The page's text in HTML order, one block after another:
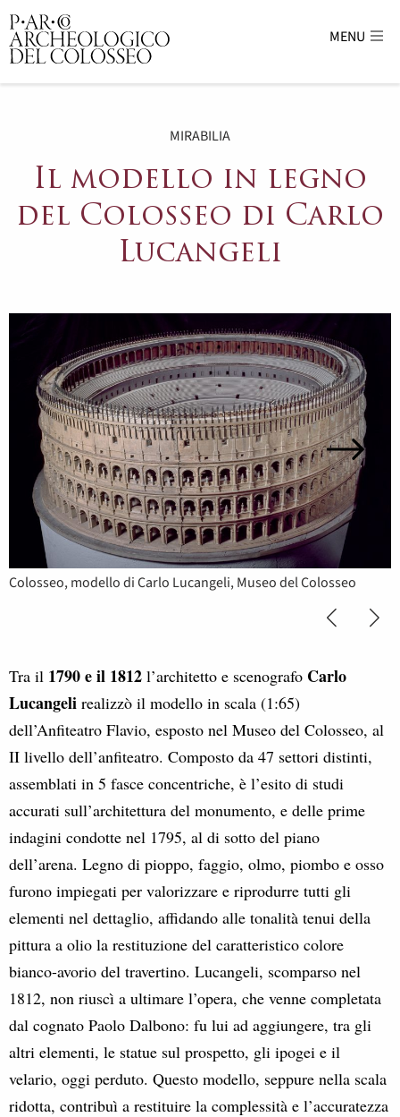
Parco Archeologico del Colosseo - sito
MENU
MIRABILIA
Il modello in legno
del Colosseo di Carlo
Lucangeli
Colosseo, modello di Carlo Lucangeli, Museo del Colosseo
Tra il 1790 e il 1812 l’architetto e scenografo Carlo
Lucangeli realizzò il modello in scala (1:65)
dell’Anfiteatro Flavio, esposto nel Museo del Colosseo, al
II livello dell’anfiteatro. Composto da 47 settori distinti,
assemblati in 5 fasce concentriche, è l’esito di studi
accurati sull’architettura del monumento, e delle prime
indagini condotte nel 1795, al di sotto del piano
dell’arena. Legno di pioppo, faggio, olmo, piombo e osso
furono impiegati per valorizzare e riprodurre tutti gli
elementi nel dettaglio, affidando alle tonalità tenui della
pittura a olio la restituzione del caratteristico colore
bianco-avorio del travertino. Lucangeli, scomparso nel
1812, non riuscì a ultimare l’opera, che venne completata
dal cognato Paolo Dalbono: fu lui ad aggiungere, tra gli
altri elementi, le statue sul prospetto, gli ipogei e il
velario, oggi perduto. Questo modello, seppure nella scala
ridotta, contribuì a restituire la complessità e l’accuratezza